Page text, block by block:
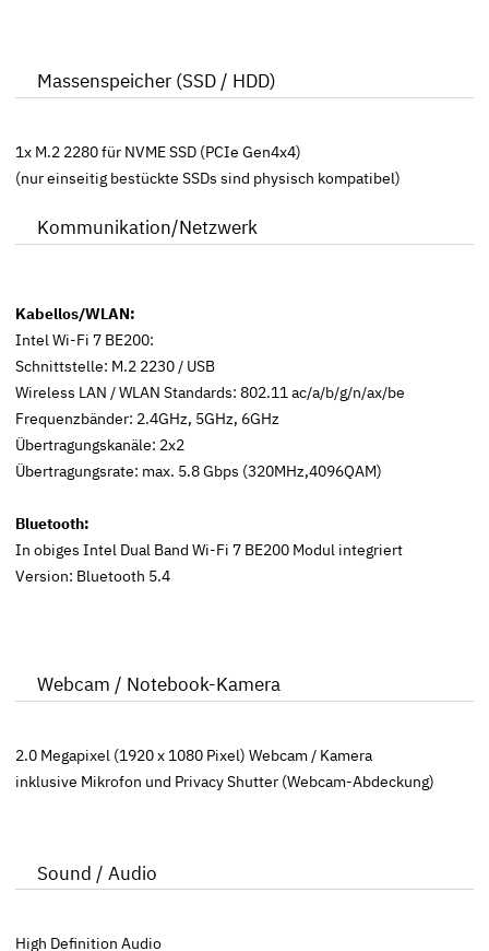
Massenspeicher (SSD / HDD)
1x M.2 2280 für NVME SSD (PCIe Gen4x4)
(nur einseitig bestückte SSDs sind physisch kompatibel)
Kommunikation/Netzwerk
Kabellos/WLAN:
Intel Wi-Fi 7 BE200:
Schnittstelle: M.2 2230 / USB
Wireless LAN / WLAN Standards: 802.11 ac/a/b/g/n/ax/be
Frequenzbänder: 2.4GHz, 5GHz, 6GHz
Übertragungskanäle: 2x2
Übertragungsrate: max. 5.8 Gbps (320MHz,4096QAM)
Bluetooth:
In obiges Intel Dual Band Wi-Fi 7 BE200 Modul integriert
Version: Bluetooth 5.4
Webcam / Notebook-Kamera
2.0 Megapixel (1920 x 1080 Pixel) Webcam / Kamera
inklusive Mikrofon und Privacy Shutter (Webcam-Abdeckung)
Sound / Audio
High Definition Audio